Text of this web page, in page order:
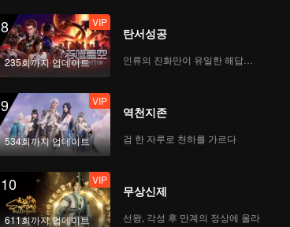
8
235회까지 업데이트
VIP
탄서성공
인류의 진화만이 유일한 해답이다
9
534회까지 업데이트
VIP
역천지존
검 한 자루로 천하를 가르다
10
611회까지 업데이트
VIP
무상신제
선왕, 각성 후 만계의 정상에 올라